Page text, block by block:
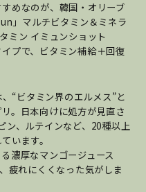
めなのが、韓国・オリーブ
」マルチビタミン＆ミネラ
ミン イミュンショット
プで、ビタミン補給＋回復
“ビタミン界のエルメス”と
。日本向けに処方が見直さ
ン、ルテインなど、20種以上
います。
濃厚なマンゴージュース
疲れにくくなった気がしま